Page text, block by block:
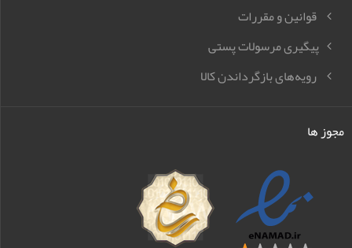
قوانین و مقررات
پیگیری مرسولات پستی
رویه‌های بازگرداندن کالا
مجوز ها